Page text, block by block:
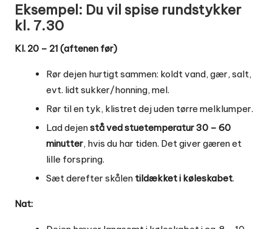
Eksempel: Du vil spise rundstykker
kl. 7.30
Kl. 20 – 21 (aftenen før)
Rør dejen hurtigt sammen: koldt vand, gær, salt,
evt. lidt sukker/honning, mel.
Rør til en tyk, klistret dej uden tørre melklumper.
Lad dejenstå ved stuetemperatur 30 – 60
minutter, hvis du har tiden. Det giver gæren et
lille forspring.
Sæt derefter skålen tildækket i køleskabet.
Nat: